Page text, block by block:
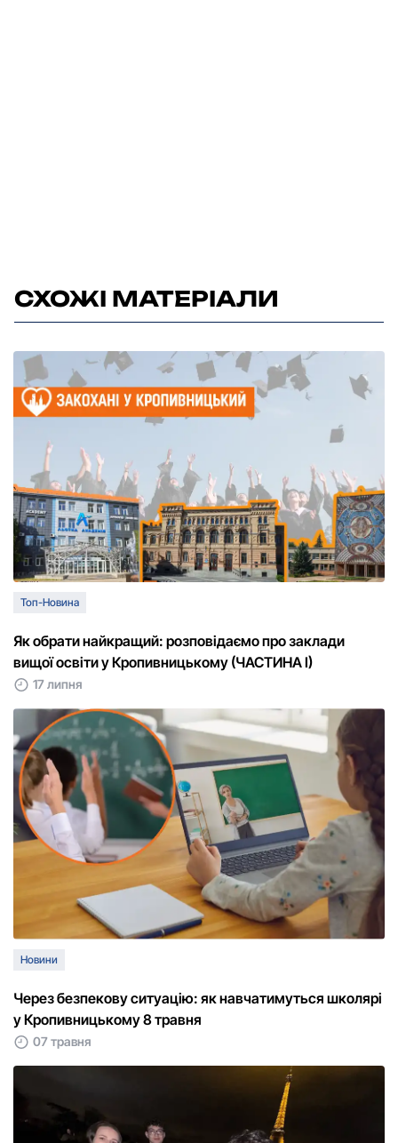
СХОЖІ МАТЕРІАЛИ
Топ-Новина
Як обрати найкращий: розповідаємо про заклади
вищої освіти у Кропивницькому (ЧАСТИНА І)
17 липня
Новини
Через безпекову ситуацію: як навчатимуться школярі
у Кропивницькому 8 травня
07 травня